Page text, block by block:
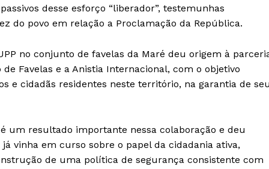
desse esforço “liberador”, testemunhas
do povo em relação a Proclamação da República.
no conjunto de favelas da Maré deu origem à
Favelas e a Anistia Internacional, com o objetivo
e cidadãs residentes neste território, na garantia de seu
um resultado importante nessa colaboração e deu
vinha em curso sobre o papel da cidadania ativa,
de uma política de segurança consistente com